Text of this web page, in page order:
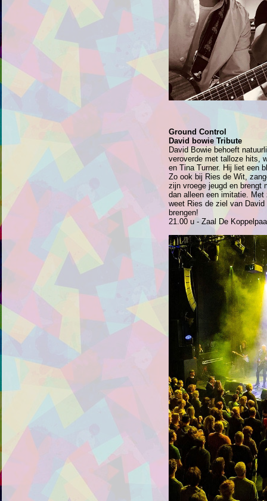
Ground Control
David bowie Tribute
David Bowie behoeft
veroverde met talloze hits,
en Tina Turner. Hij liet een
Zo ook bij Ries de Wit,
zijn vroege jeugd en brengt
dan alleen een imitatie.
weet Ries de ziel van
brengen!
21.00 u - Zaal De